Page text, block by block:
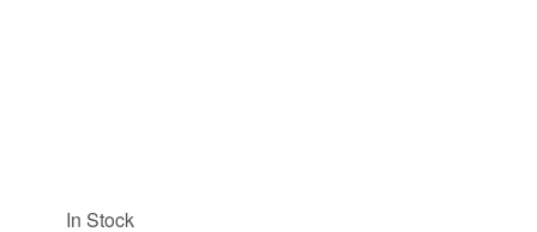
In Stock